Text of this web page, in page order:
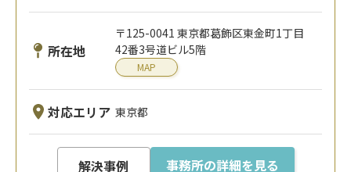
所在地
〒125-0041 東京都葛飾区東金町1丁目
42番3号道ビル5階
MAP
対応エリア 東京都
解決事例 事務所の詳細を見る